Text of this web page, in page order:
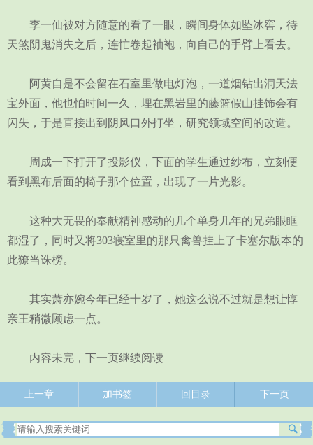
李一仙被对方随意的看了一眼，瞬间身体如坠冰窖，待
天煞阴鬼消失之后，连忙卷起袖袍，向自己的手臂上看去。
阿黄自是不会留在石室里做电灯泡，一道烟钻出洞天法
宝外面，他也怕时间一久，埋在黑岩里的藤篮假山挂饰会有
闪失，于是直接出到阴风口外打坐，研究领域空间的改造。
周成一下打开了投影仪，下面的学生通过纱布，立刻便
看到黑布后面的椅子那个位置，出现了一片光影。
这种大无畏的奉献精神感动的几个单身几年的兄弟眼眶
都湿了，同时又将303寝室里的那只禽兽挂上了卡塞尔版本的
此獠当诛榜。
其实萧亦婉今年已经十岁了，她这么说不过就是想让惇
亲王稍微顾虑一点。
内容未完，下一页继续阅读
上一章 加书签 回目录 下一页